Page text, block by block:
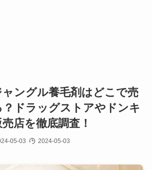
ングル養毛剤はどこで売
？ドラッグストアやドンキ
店を徹底調査！
05-03 2024-05-03